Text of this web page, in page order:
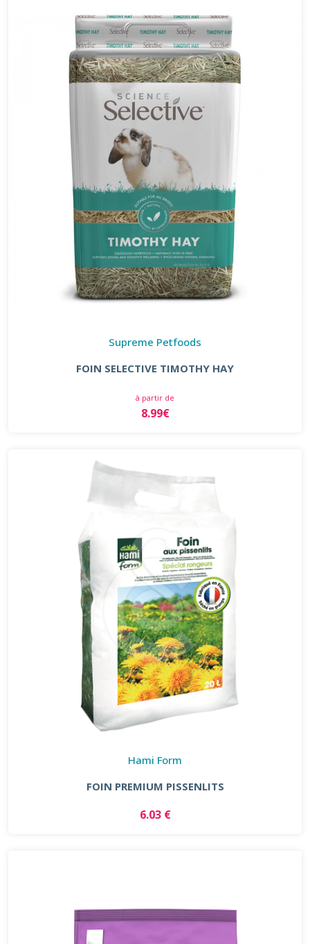
Supreme Petfoods
FOIN SELECTIVE TIMOTHY HAY
à partir de
8.99€
Hami Form
FOIN PREMIUM PISSENLITS
6.03 €